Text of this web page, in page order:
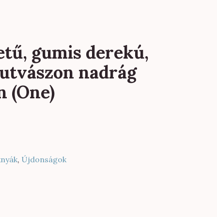
gumis derekú,
nadrág
(One)
, Újdonságok